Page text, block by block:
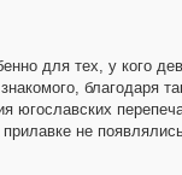
для тех, у кого
благодаря
югославских
не